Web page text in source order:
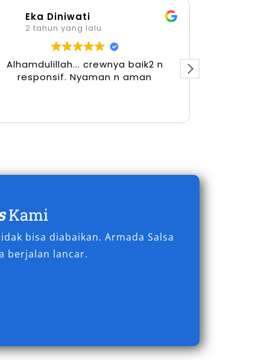
Eka Diniwati
2 tahun yang lalu
Alhamdulillah... crewnya baik2 n
responsif. Nyaman n aman
Kami
bisa diabaikan. Armada Salsa
berjalan lancar.